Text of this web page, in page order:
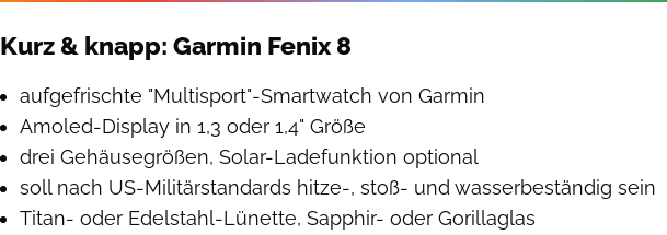
Kurz & knapp: Garmin Fenix 8
aufgefrischte "Multisport"-Smartwatch von Garmin
Amoled-Display in 1,3 oder 1,4" Größe
drei Gehäusegrößen, Solar-Ladefunktion optional
soll nach US-Militärstandards hitze-, stoß- und wasserbeständig sein
Titan- oder Edelstahl-Lünette, Sapphir- oder Gorillaglas